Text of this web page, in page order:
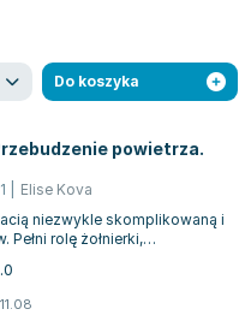
Do koszyka
powietrza.
Elise Kova
niezwykle skomplikowaną i
Pełni rolę żołnierki,
wybawicielki....